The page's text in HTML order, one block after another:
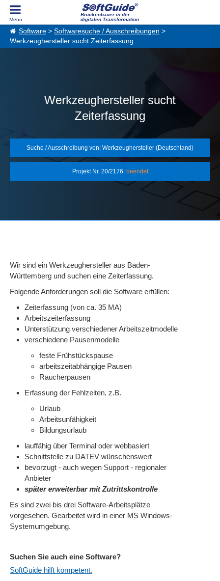
Brückenbauer in der
digitalen Transformation
Software > Softwaresuche / Ausschreibungen >
Werkzeughersteller sucht Zeiterfassung
Werkzeughersteller sucht
Zeiterfassung
Suche / Ausschreibung von: Werkzeughersteller (Deutschland)
Projekt Nr. 20/2176: beendet
Suchen Sie auch eine Software?
SoftGuide hilft kompetent.
Wir sind ein Werkzeughersteller aus Baden-
Württemberg und suchen eine Zeiterfassung.
Folgende Anforderungen soll die Software erfüllen:
Zeiterfassung (von ca. 35 MA)
Arbeitszeiterfassung
Unterstützung verschiedener Arbeitszeitmodelle
verschiedene Pausenmodelle
feste Frühstückspause
arbeitszeitabhängige Pausen
Raucherpausen
Erfassung der Fehlzeiten, z.B.
Urlaub
Arbeitsunfähigkeit
Bildungsurlaub
lauffähig über Terminal oder webbasiert
Schnittstelle zu DATEV wünschenswert
bevorzugt - auch wegen Support - regionaler
Anbieter
später erweiterbar mit Zutrittskontrolle
Es sind zwei bis drei Software-Arbeitsplätze
vorgesehen. Gearbeitet wird in einer MS Windows-
Systemumgebung.